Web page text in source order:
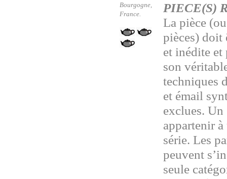
Bourgogne,
France.
PIECE(S)
La pièce
pièces) doit
et inédite et
son
techniques
et émail
exclues.
appartenir à
série. Les
peuvent
seule